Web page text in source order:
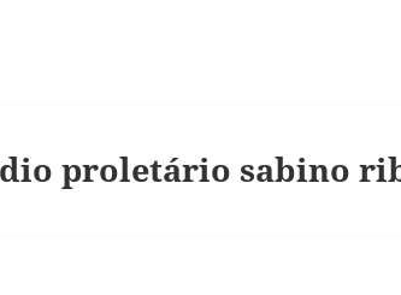
proletário sabino